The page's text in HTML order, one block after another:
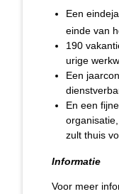
Een
einde van
190
urige
Een
En een
zult thuis
Informatie
Voor meer